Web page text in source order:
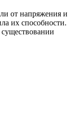
от напряжения и
их способности.